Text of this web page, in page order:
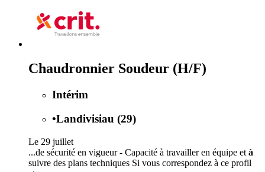
Chaudronnier Soudeur (H/F)
Intérim
•Landivisiau (29)
Le 29 juillet
...de sécurité en vigueur - Capacité à travailler en équipe et à
suivre des plans techniques Si vous correspondez à ce profil